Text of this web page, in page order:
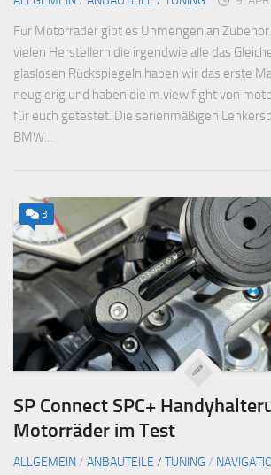
Für Motorräder gibt es Unmengen an
vielen Herstellern die irgendwie alle das
glaslosen Rückspiegeln haben wir das erste
neugierig und haben die m.view fight von
für euch getestet. Die serienmäßigen
BMW...
3
SP Connect SPC+
Motorräder im Test
ALLGEMEIN/ ANBAUTEILE / TUNING /